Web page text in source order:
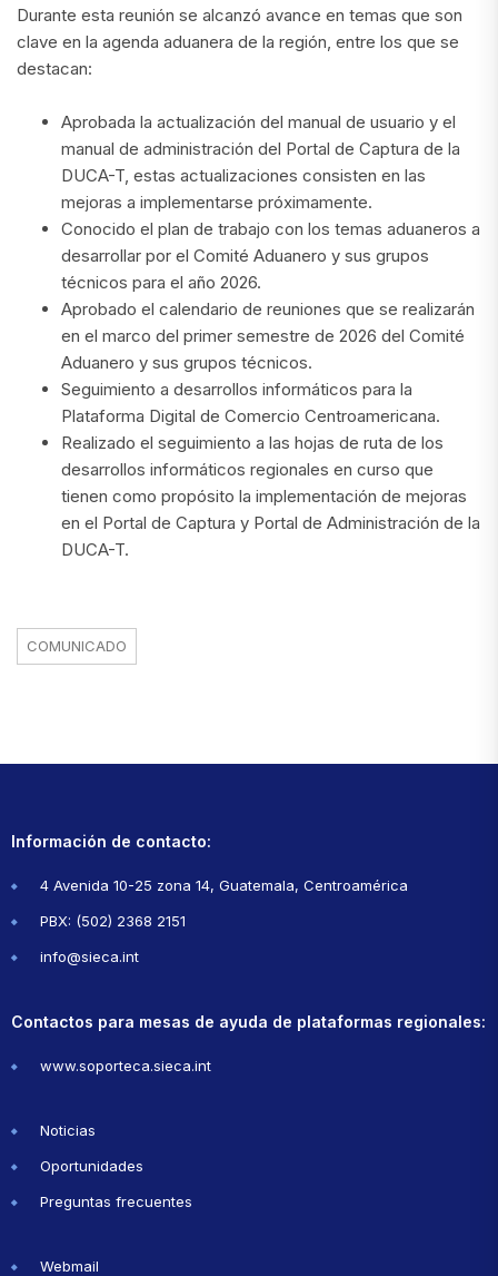
Durante esta reunión se alcanzó avance en temas que son
clave en la agenda aduanera de la región, entre los que se
destacan:
Aprobada la actualización del manual de usuario y el
manual de administración del Portal de Captura de la
DUCA-T, estas actualizaciones consisten en las
mejoras a implementarse próximamente.
Conocido el plan de trabajo con los temas aduaneros a
desarrollar por el Comité Aduanero y sus grupos
técnicos para el año 2026.
Aprobado el calendario de reuniones que se realizarán
en el marco del primer semestre de 2026 del Comité
Aduanero y sus grupos técnicos.
Seguimiento a desarrollos informáticos para la
Plataforma Digital de Comercio Centroamericana.
Realizado el seguimiento a las hojas de ruta de los
desarrollos informáticos regionales en curso que
tienen como propósito la implementación de mejoras
en el Portal de Captura y Portal de Administración de la
DUCA-T.
COMUNICADO
Información de contacto:
4 Avenida 10-25 zona 14, Guatemala, Centroamérica
PBX: (502) 2368 2151
info@sieca.int
Contactos para mesas de ayuda de plataformas regionales:
www.soporteca.sieca.int
Noticias
Oportunidades
Preguntas frecuentes
Webmail